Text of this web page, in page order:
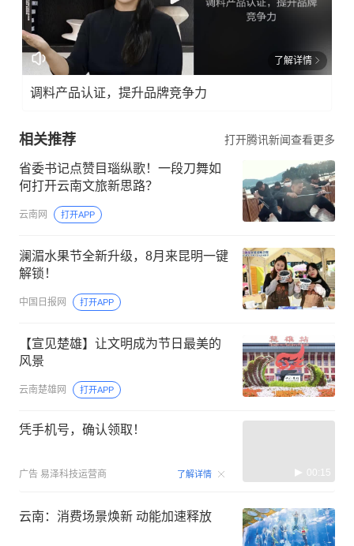
了解详情
调料产品认证，提升品牌竞争力
相关推荐 打开腾讯新闻查看更多
省委书记点赞目瑙纵歌！一段刀舞如
何打开云南文旅新思路？
云南网 打开APP
澜湄水果节全新升级，8月来昆明一键
解锁！
中国日报网 打开APP
【宣见楚雄】让文明成为节日最美的
风景
云南楚雄网 打开APP
凭手机号，确认领取！
广告 易泽科技运营商 了解详情 00:15
云南：消费场景焕新 动能加速释放